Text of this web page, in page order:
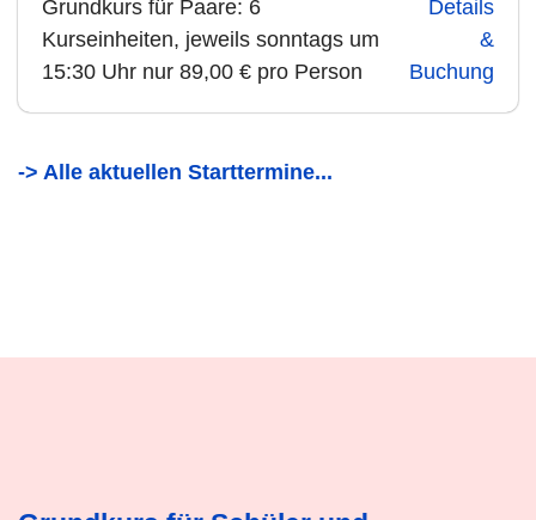
Grundkurs für Paare: 6
Kurseinheiten, jeweils sonntags um
15:30 Uhr nur 89,00 € pro Person
Details
&
Buchung
-> Alle aktuellen Starttermine...